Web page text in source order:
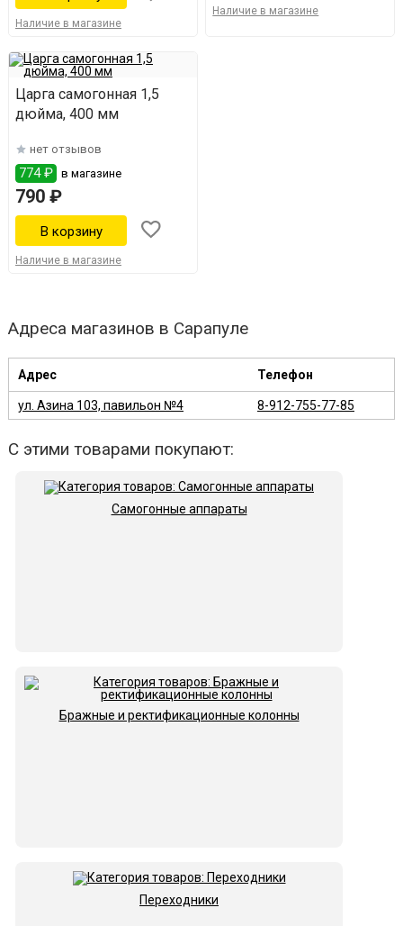
Наличие в магазине
Наличие в магазине
Царга самогонная 1,5
дюйма, 400 мм
нет отзывов
774 ₽ в магазине
790 ₽
Наличие в магазине
Адреса магазинов в Сарапуле
Адрес Телефон
ул. Азина 103, павильон №4 8-912-755-77-85
С этими товарами покупают:
Самогонные аппараты
Бражные и ректификационные колонны
Переходники